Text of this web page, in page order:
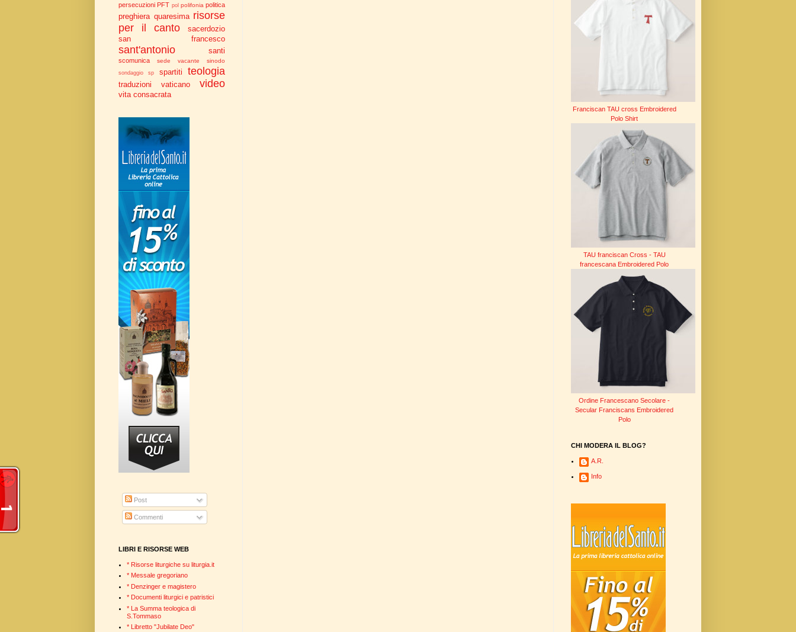
persecuzioni PFT pol polifonia politica
preghiera quaresima risorse
per il canto
sacerdozio
san francesco
sant'antonio santi
scomunica sede vacante sinodo
sondaggio sp spartiti teologia
traduzioni vaticano video
vita consacrata
Post
Commenti
LIBRI E RISORSE WEB
* Risorse liturgiche su liturgia.it
* Messale gregoriano
* Denzinger e magistero
* Documenti liturgici e patristici
* La Summa teologica di
S.Tommaso
* Libretto "Jubilate Deo"
Franciscan TAU cross Embroidered
Polo Shirt
TAU franciscan Cross - TAU
francescana Embroidered Polo
Ordine Francescano Secolare -
Secular Franciscans Embroidered
Polo
CHI MODERA IL BLOG?
A.R.
Info